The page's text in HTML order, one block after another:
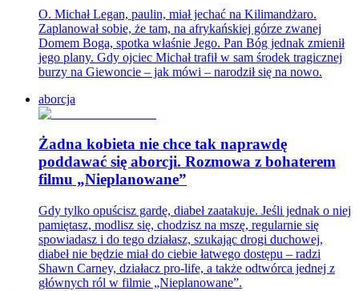
O. Michał Legan, paulin, miał jechać na Kilimandżaro.
Zaplanował sobie, że tam, na afrykańskiej górze zwanej
Domem Boga, spotka właśnie Jego. Pan Bóg jednak zmienił
jego plany. Gdy ojciec Michał trafił w sam środek tragicznej
burzy na Giewoncie – jak mówi – narodził się na nowo.
aborcja
Żadna kobieta nie chce tak naprawdę
poddawać się aborcji. Rozmowa z bohaterem
filmu „Nieplanowane”
Gdy tylko opuścisz gardę, diabeł zaatakuje. Jeśli jednak o niej
pamiętasz, modlisz się, chodzisz na mszę, regularnie się
spowiadasz i do tego działasz, szukając drogi duchowej,
diabeł nie będzie miał do ciebie łatwego dostępu – radzi
Shawn Carney, działacz pro-life, a także odtwórca jednej z
głównych ról w filmie „Nieplanowane”.